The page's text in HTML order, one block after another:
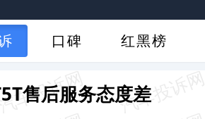
口碑 红黑榜
售后服务态度差